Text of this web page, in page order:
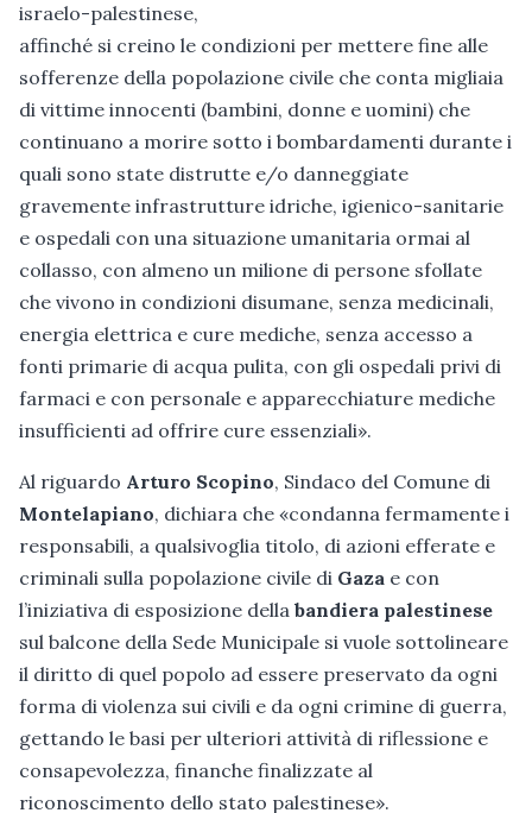
israelo-palestinese,
affinché si creino le condizioni per mettere fine alle
sofferenze della popolazione civile che conta migliaia
di vittime innocenti (bambini, donne e uomini) che
continuano a morire sotto i bombardamenti durante i
quali sono state distrutte e/o danneggiate
gravemente infrastrutture idriche, igienico-sanitarie
e ospedali con una situazione umanitaria ormai al
collasso, con almeno un milione di persone sfollate
che vivono in condizioni disumane, senza medicinali,
energia elettrica e cure mediche, senza accesso a
fonti primarie di acqua pulita, con gli ospedali privi di
farmaci e con personale e apparecchiature mediche
insufficienti ad offrire cure essenziali».
Al riguardo Arturo Scopino, Sindaco del Comune di
Montelapiano, dichiara che «condanna fermamente i
responsabili, a qualsivoglia titolo, di azioni efferate e
criminali sulla popolazione civile di Gaza e con
l’iniziativa di esposizione della bandiera palestinese
sul balcone della Sede Municipale si vuole sottolineare
il diritto di quel popolo ad essere preservato da ogni
forma di violenza sui civili e da ogni crimine di guerra,
gettando le basi per ulteriori attività di riflessione e
consapevolezza, finanche finalizzate al
riconoscimento dello stato palestinese».